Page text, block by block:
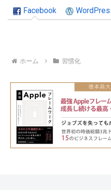
Facebook
ホーム 習慣化